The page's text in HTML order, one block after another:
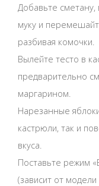
Добавьте
муку и
разбивая комочки.
Вылейте тесто в
предварительно
маргарином.
Нарезанные
кастрюли, так и
вкуса.
Поставьте режим
(зависит от